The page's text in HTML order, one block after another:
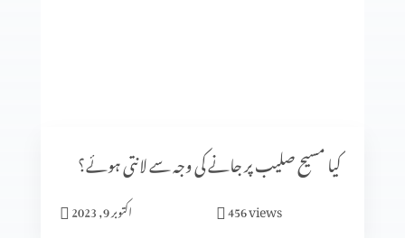
تاریخ میں پیشنگوئیوں کا کردار (حصہ 2)
کیا مسیح صلیب پر جانے کی وجہ سے لانتی ہوئے؟
اکتوبر 9, 2023 456views